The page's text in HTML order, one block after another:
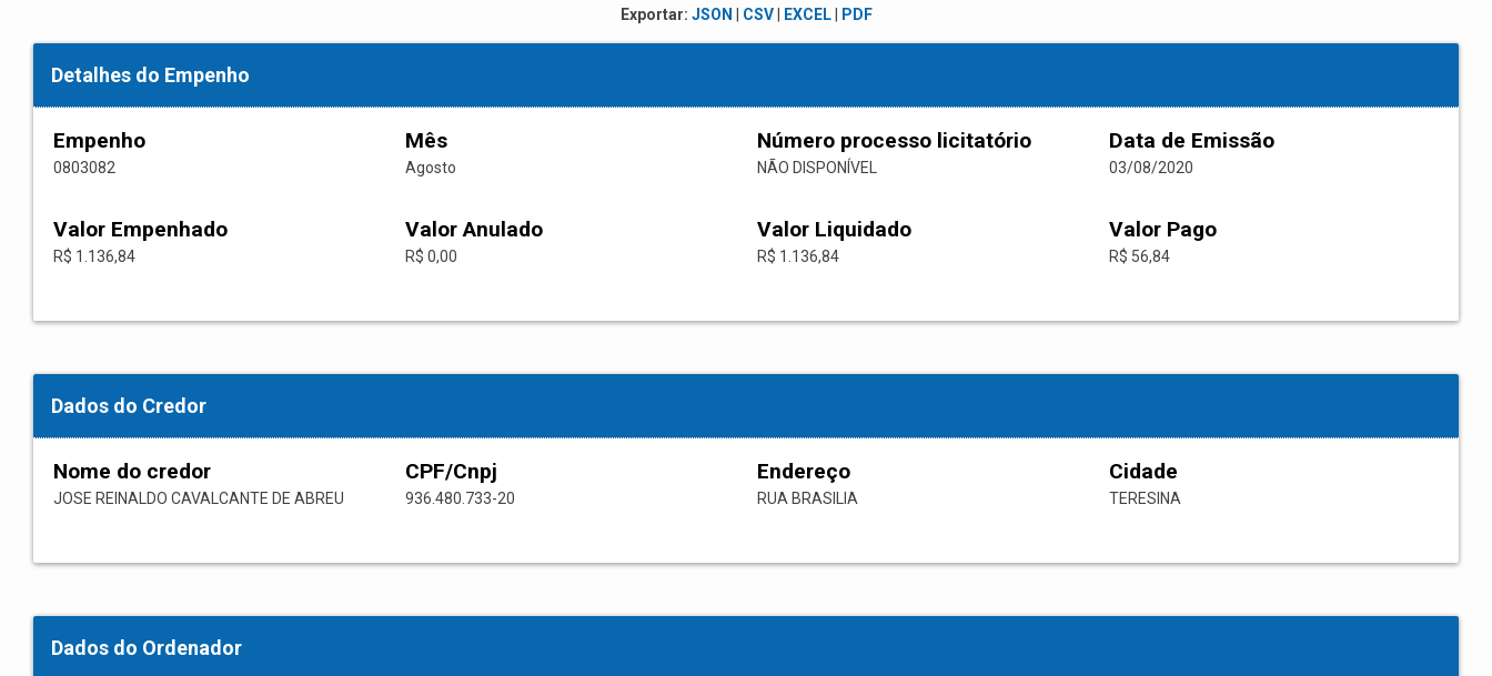
Exportar: JSON CSV| EXCEL| PDF
Detalhes do Empenho
Empenho
0803082
Mês
Agosto
Número processo licitatório
NÃO DISPONÍVEL
Data de Emissão
03/08/2020
Valor Empenhado
R$ 1.136,84
Valor Anulado
R$ 0,00
Valor Liquidado
R$ 1.136,84
Valor Pago
R$ 56,84
Dados do Credor
Nome do credor
JOSE REINALDO CAVALCANTE DE ABREU
CPF/Cnpj
936.480.733-20
Endereço
RUA BRASILIA
Cidade
TERESINA
Dados do Ordenador